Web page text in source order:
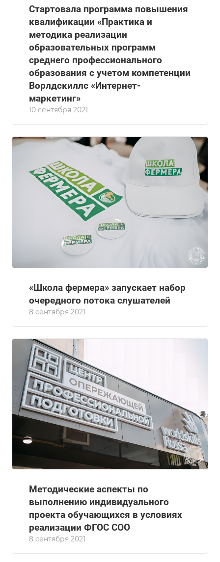
Стартовала программа повышения
квалификации «Практика и
методика реализации
образовательных программ
среднего профессионального
образования с учетом компетенции
Ворлдскиллс «Интернет-
маркетинг»
10 сентября 2021
«Школа фермера» запускает набор
очередного потока слушателей
8 сентября 2021
Методические аспекты по
выполнению индивидуального
проекта обучающихся в условиях
реализации ФГОС СОО
8 сентября 2021